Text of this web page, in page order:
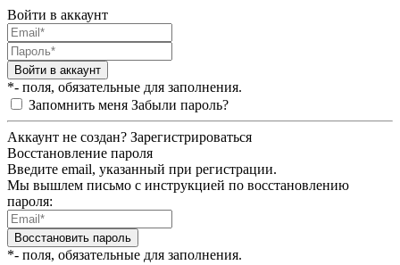
Войти в аккаунт
Войти в аккаунт
*- поля, обязательные для заполнения.
Запомнить меня Забыли пароль?
Аккаунт не создан? Зарегистрироваться
Восстановление пароля
Введите email, указанный при регистрации.
Мы вышлем письмо с инструкцией по восстановлению
пароля:
Восстановить пароль
*- поля, обязательные для заполнения.